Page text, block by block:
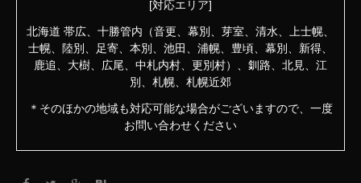
[対応エリア]
北海道 帯広、十勝管内（音更、幕別、芽室、清水、上士幌、
士幌、陸別、足寄、本別、池田、浦幌、豊頃、幕別、新得、
鹿追、大樹、広尾、中札内村、更別村）、釧路、北見、江
別、札幌、札幌近郊
＊そのほかの地域も対応可能な場合がございますので、一度
お問い合わせください